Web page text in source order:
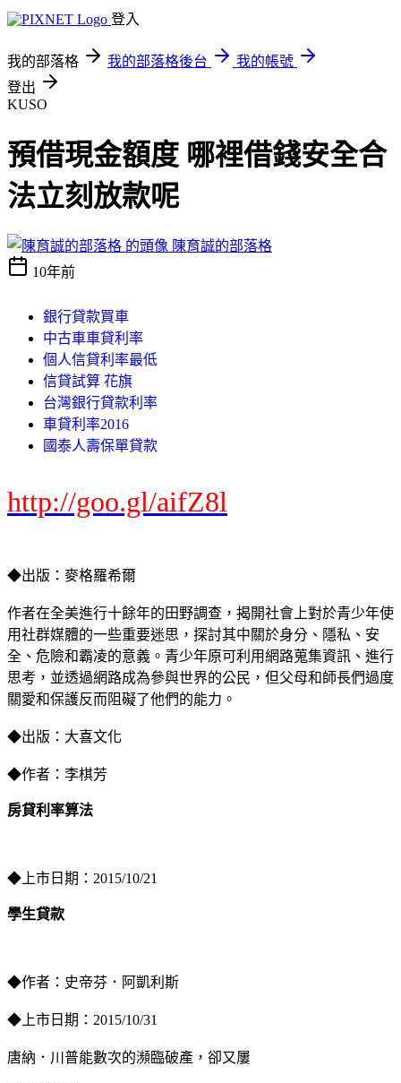
登入
我的部落格 我的部落格後台
我的帳號
登出
KUSO
預借現金額度 哪裡借錢安全合
法立刻放款呢
陳育誠的部落格
10年前
銀行貸款買車
中古車車貸利率
個人信貸利率最低
信貸試算 花旗
台灣銀行貸款利率
車貸利率2016
國泰人壽保單貸款
http://goo.gl/aifZ8l
◆出版：麥格羅希爾
作者在全美進行十餘年的田野調查，揭開社會上對於青少年使
用社群媒體的一些重要迷思，探討其中關於身分、隱私、安
全、危險和霸凌的意義。青少年原可利用網路蒐集資訊、進行
思考，並透過網路成為參與世界的公民，但父母和師長們過度
關愛和保護反而阻礙了他們的能力。
◆出版：大喜文化
◆作者：李棋芳
房貸利率算法
◆上市日期：2015/10/21
學生貸款
◆作者：史帝芬．阿凱利斯
◆上市日期：2015/10/31
唐納．川普能數次的瀕臨破產，卻又屢